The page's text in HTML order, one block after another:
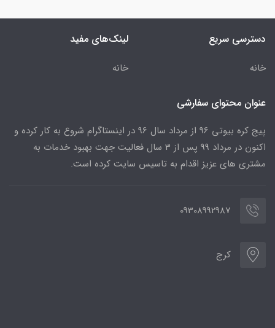
دسترسی سریع
خانه
لینک‌های مفید
خانه
عنوان محتوای سفارشی
پیج کره بیوتی 96 از مرداد سال 96 در اینستاگرام شروع به کار کرده و
اکنون در مرداد 99 پس از 3 سال فعالیت جهت بهبود خدمات به
مشتری های عزیز اقدام به تاسیس سایت کرده است.
09308992987
کرج